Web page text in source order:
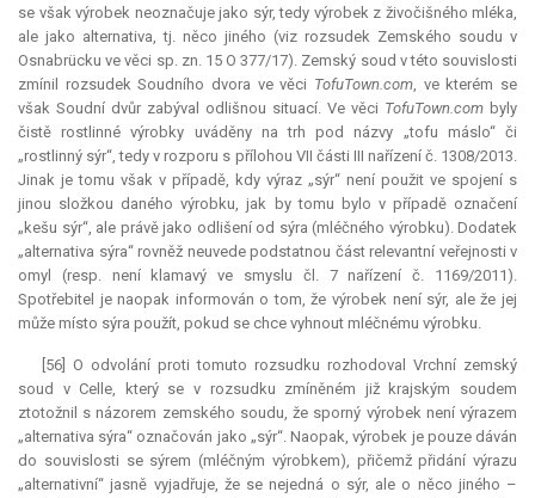
se však výrobek neoznačuje jako sýr, tedy výrobek z živočišného mléka,
ale jako alternativa, tj. něco jiného (viz rozsudek Zemského soudu v
Osnabrücku ve věci sp. zn. 15 O 377/17). Zemský soud v této souvislosti
zmínil rozsudek Soudního dvora ve věci TofuTown.com, ve kterém se
však Soudní dvůr zabýval odlišnou situací. Ve věci TofuTown.com byly
čistě rostlinné výrobky uváděny na trh pod názvy „tofu máslo“ či
„rostlinný sýr“, tedy v rozporu s přílohou VII části III nařízení č. 1308/2013.
Jinak je tomu však v případě, kdy výraz „sýr“ není použit ve spojení s
jinou složkou daného výrobku, jak by tomu bylo v případě označení
„kešu sýr“, ale právě jako odlišení od sýra (mléčného výrobku). Dodatek
„alternativa sýra“ rovněž neuvede podstatnou část relevantní veřejnosti v
omyl (resp. není klamavý ve smyslu čl. 7 nařízení č. 1169/2011).
Spotřebitel je naopak informován o tom, že výrobek není sýr, ale že jej
může místo sýra použít, pokud se chce vyhnout mléčnému výrobku.
[56] O odvolání proti tomuto rozsudku rozhodoval Vrchní zemský
soud v Celle, který se v rozsudku zmíněném již krajským soudem
ztotožnil s názorem zemského soudu, že sporný výrobek není výrazem
„alternativa sýra“ označován jako „sýr“. Naopak, výrobek je pouze dáván
do souvislosti se sýrem (mléčným výrobkem), přičemž přidání výrazu
„alternativní“ jasně vyjadřuje, že se nejedná o sýr, ale o něco jiného –